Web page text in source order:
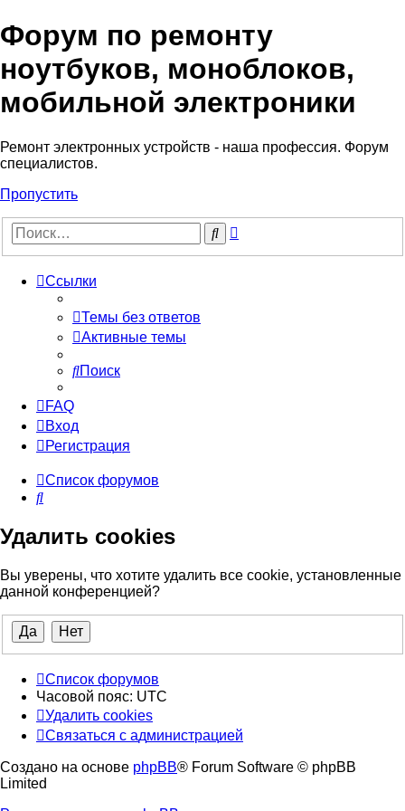
Регистрация
Форум по ремонту
ноутбуков, моноблоков,
мобильной электроники
Ремонт электронных устройств - наша профессия. Форум
специалистов.
Пропустить
Поиск
Ссылки
Темы без ответов
Активные темы
Поиск
FAQ
Вход
Регистрация
Список форумов
Поиск
Удалить cookies
Вы уверены, что хотите удалить все cookie, установленные
данной конференцией?
Список форумов
Часовой пояс: UTC
Удалить cookies
Связаться
администрацией
Связаться с администрацией
Создано на основе phpBB® Forum Software © phpBB
Limited